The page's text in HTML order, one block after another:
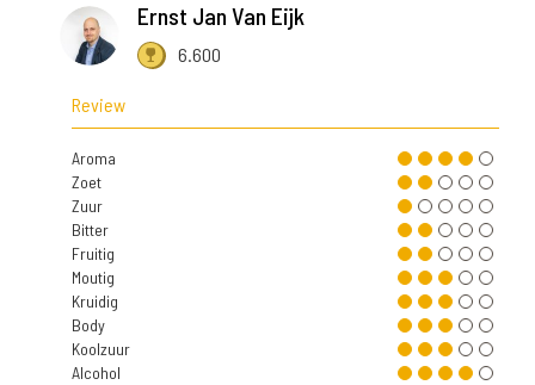
Ernst Jan Van Eijk
6.600
Review
Aroma
Zoet
Zuur
Bitter
Fruitig
Moutig
Kruidig
Body
Koolzuur
Alcohol